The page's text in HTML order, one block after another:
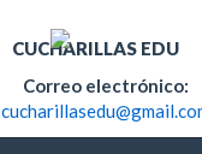
CUCHARILLAS EDU
Correo electrónico: